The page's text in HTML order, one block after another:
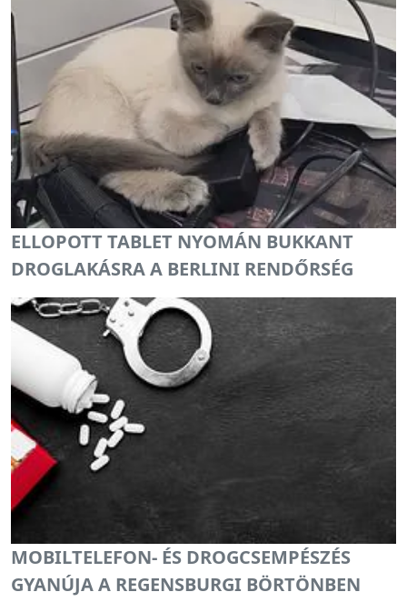
ELLOPOTT TABLET NYOMÁN BUKKANT
DROGLAKÁSRA A BERLINI RENDŐRSÉG
MOBILTELEFON- ÉS DROGCSEMPÉSZÉS
GYANÚJA A REGENSBURGI BÖRTÖNBEN